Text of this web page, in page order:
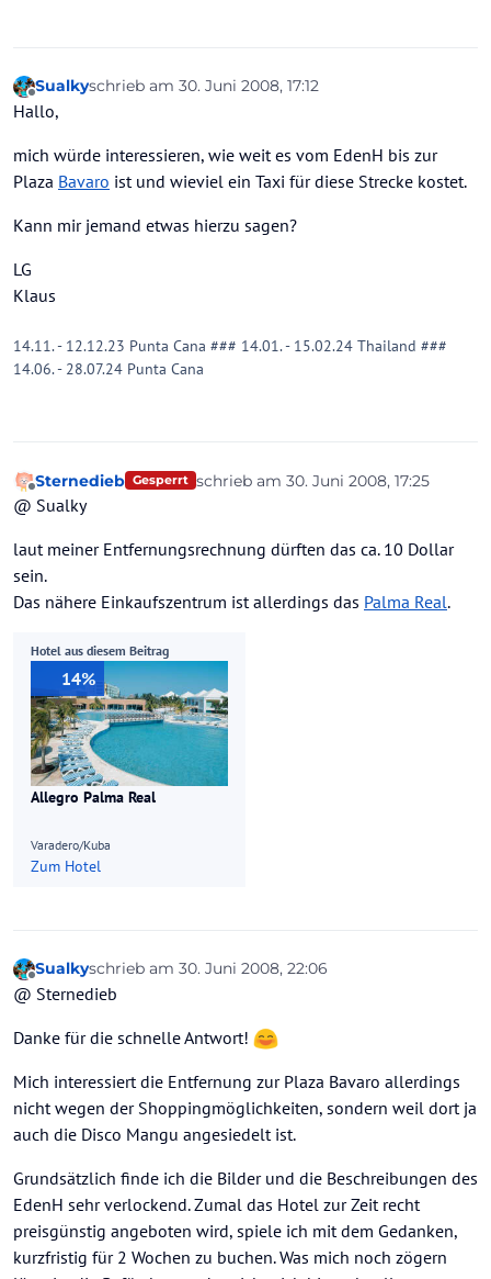
Offline
Sualkyschrieb am 30. Juni 2008, 17:12
zuletzt editiert von
Hallo,
mich würde interessieren, wie weit es vom EdenH bis zur
Plaza Bavaro ist und wieviel ein Taxi für diese Strecke kostet.
Kann mir jemand etwas hierzu sagen?
LG
Klaus
14.11. - 12.12.23 Punta Cana ### 14.01. - 15.02.24 Thailand ###
14.06. - 28.07.24 Punta Cana
Offline
Sternedieb Gesperrt schrieb am 30. Juni 2008, 17:25
zuletzt editiert von
@ Sualky
laut meiner Entfernungsrechnung dürften das ca. 10 Dollar
sein.
Das nähere Einkaufszentrum ist allerdings das Palma Real.
Hotel aus diesem Beitrag
14%
Allegro Palma Real
Varadero/Kuba
Zum Hotel
Offline
Sualkyschrieb am 30. Juni 2008, 22:06
zuletzt editiert von
@ Sternedieb
Danke für die schnelle Antwort!
Mich interessiert die Entfernung zur Plaza Bavaro allerdings
nicht wegen der Shoppingmöglichkeiten, sondern weil dort ja
auch die Disco Mangu angesiedelt ist.
Grundsätzlich finde ich die Bilder und die Beschreibungen des
EdenH sehr verlockend. Zumal das Hotel zur Zeit recht
preisgünstig angeboten wird, spiele ich mit dem Gedanken,
kurzfristig für 2 Wochen zu buchen. Was mich noch zögern